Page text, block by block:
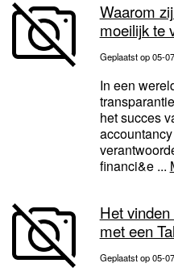
Waarom
moeilijk te
Geplaatst op 05-
In een
het succes
financi&e ...
Het
met een
Geplaatst op 05-